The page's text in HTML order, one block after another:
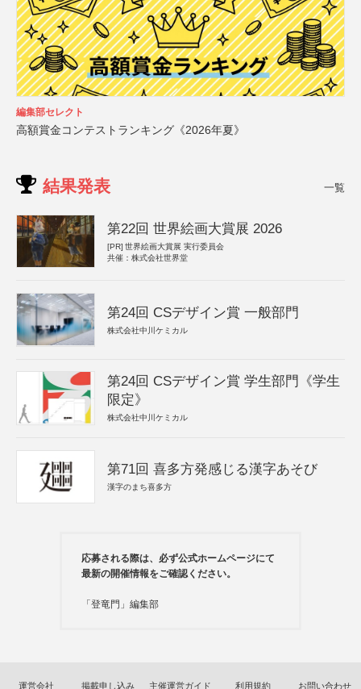
編集部セレクト
高額賞金コンテストランキング《2026年夏》
結果発表 一覧
第22回 世界絵画大賞展 2026
[PR] 世界絵画大賞展 実行委員会
共催：株式会社世界堂
第24回 CSデザイン賞 一般部門
株式会社中川ケミカル
第24回 CSデザイン賞 学生部門《学生
限定》
株式会社中川ケミカル
第71回 喜多方発感じる漢字あそび
漢字のまち喜多方
応募される際は、必ず公式ホームページにて
最新の開催情報をご確認ください。
「登竜門」編集部
運営会社 掲載申し込み 主催運営ガイド 利用規約 お問い合わせ